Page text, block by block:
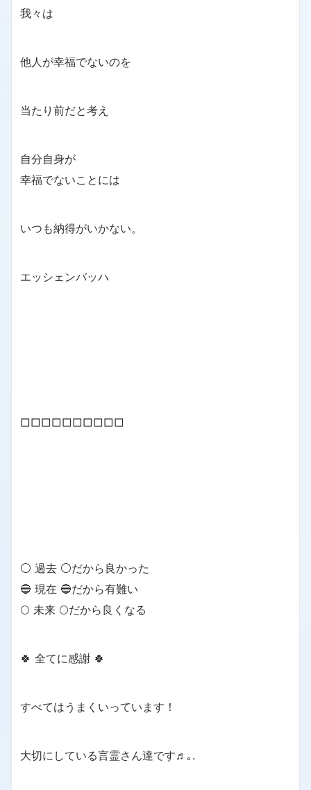
我々は
他人が幸福でないのを
当たり前だと考え
自分自身が
幸福でないことには
いつも納得がいかない。
エッシェンバッハ
□□□□□□□□□□
⚪ 過去 ⚪だから良かった
🔵 現在 🔵だから有難い
🌕 未来 🌕だから良くなる
🍀 全てに感謝 🍀
すべてはうまくいっています！
大切にしている言霊さん達です♬｡.